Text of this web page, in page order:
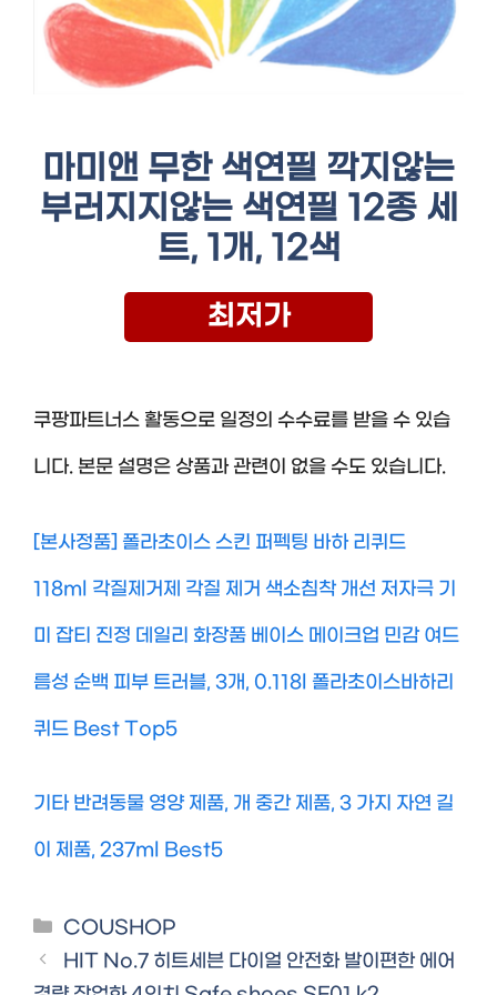
마미앤 무한 색연필 깍지않는
부러지지않는 색연필 12종 세
트, 1개, 12색
최저가
쿠팡파트너스 활동으로 일정의 수수료를 받을 수 있습
니다. 본문 설명은 상품과 관련이 없을 수도 있습니다.
[본사정품] 폴라초이스 스킨 퍼펙팅 바하 리퀴드
118ml 각질제거제 각질 제거 색소침착 개선 저자극 기
미 잡티 진정 데일리 화장품 베이스 메이크업 민감 여드
름성 순백 피부 트러블, 3개, 0.118l 폴라초이스바하리
퀴드 Best Top5
기타 반려동물 영양 제품, 개 중간 제품, 3 가지 자연 길
이 제품, 237ml Best5
Categories
COUSHOP
HIT No.7 히트세븐 다이얼 안전화 발이편한 에어